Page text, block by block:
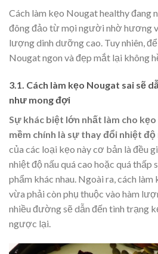
Cách làm kẹo Nougat healthy đang
đông đảo từ mọi người nhờ hương
lượng dinh dưỡng cao. Tuy nhiên,
Nougat ngon và đẹp mắt lại không
3.1. Cách làm kẹo Nougat sai sẽ
như mong đợi
Sự khác biệt lớn nhất làm cho
mềm chính là sự thay đổi nhiệt độ
của các loại kẹo này cơ bản là đều
nhiệt độ nấu quá cao hoặc quá thấp
phẩm khác nhau. Ngoài ra, cách
vừa phải còn phụ thuộc vào hàm
nhiều đường sẽ dẫn đến tình trạng
ngược lại.